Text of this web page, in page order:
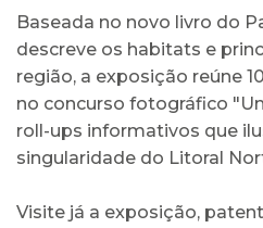
Baseada no novo livro do
descreve os habitats e
região, a exposição reúne
no concurso fotográfico
roll-ups informativos que
singularidade do Litoral
Visite já a exposição,